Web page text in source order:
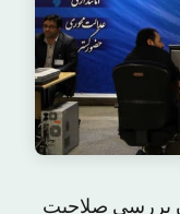
بررسی صلاحیت